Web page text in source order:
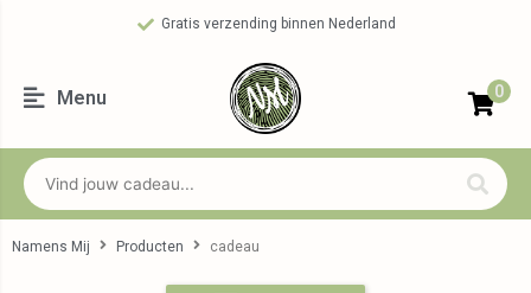
Gratis verzending binnen Nederland
Menu 0
Namens Mij Producten cadeau